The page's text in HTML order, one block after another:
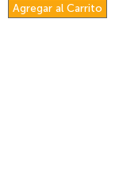
Agregar al Carrito